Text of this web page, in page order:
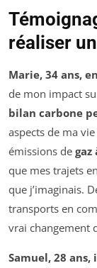
réaliser
Marie, 34 ans,
de mon impact
bilan carbone
aspects de ma
émissions de gaz
que mes trajets
que j’imaginais.
transports en
vrai changement
Samuel, 28 ans,